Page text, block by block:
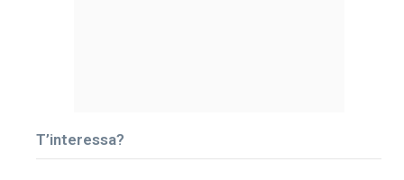
T’interessa?